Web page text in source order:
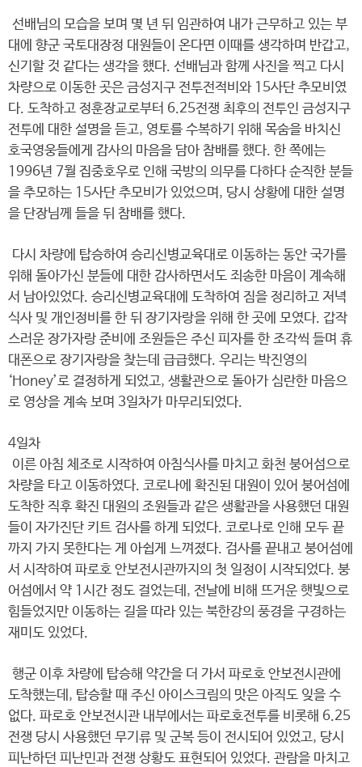
선배님의 모습을 보며 몇 년 뒤 임관하여 내가 근무하고 있는 부
대에 향군 국토대장정 대원들이 온다면 이때를 생각하며 반갑고,
신기할 것 같다는 생각을 했다. 선배님과 함께 사진을 찍고 다시
차량으로 이동한 곳은 금성지구 전투전적비와 15사단 추모비였
다. 도착하고 정훈장교로부터 6.25전쟁 최후의 전투인 금성지구
전투에 대한 설명을 듣고, 영토를 수복하기 위해 목숨을 바치신
호국영웅들에게 감사의 마음을 담아 참배를 했다. 한 쪽에는
1996년 7월 집중호우로 인해 국방의 의무를 다하다 순직한 분들
을 추모하는 15사단 추모비가 있었으며, 당시 상황에 대한 설명
을 단장님께 들을 뒤 참배를 했다.
다시 차량에 탑승하여 승리신병교육대로 이동하는 동안 국가를
위해 돌아가신 분들에 대한 감사하면서도 죄송한 마음이 계속해
서 남아있었다. 승리신병교육대에 도착하여 짐을 정리하고 저녁
식사 및 개인정비를 한 뒤 장기자랑을 위해 한 곳에 모였다. 갑작
스러운 장가자랑 준비에 조원들은 주신 피자를 한 조각씩 들며 휴
대폰으로 장기자랑을 찾는데 급급했다. 우리는 박진영의
‘Honey’로 결정하게 되었고, 생활관으로 돌아가 심란한 마음으
로 영상을 계속 보며 3일차가 마무리되었다.
4일차
이른 아침 체조로 시작하여 아침식사를 마치고 화천 붕어섬으로
차량을 타고 이동하였다. 코로나에 확진된 대원이 있어 붕어섬에
도착한 직후 확진 대원의 조원들과 같은 생활관을 사용했던 대원
들이 자가진단 키트 검사를 하게 되었다. 코로나로 인해 모두 끝
까지 가지 못한다는 게 아쉽게 느껴졌다. 검사를 끝내고 붕어섬에
서 시작하여 파로호 안보전시관까지의 첫 일정이 시작되었다. 붕
어섬에서 약 1시간 정도 걸었는데, 전날에 비해 뜨거운 햇빛으로
힘들었지만 이동하는 길을 따라 있는 북한강의 풍경을 구경하는
재미도 있었다.
행군 이후 차량에 탑승해 약간을 더 가서 파로호 안보전시관에
도착했는데, 탑승할 때 주신 아이스크림의 맛은 아직도 잊을 수
없다. 파로호 안보전시관 내부에서는 파로호전투를 비롯해 6.25
전쟁 당시 사용했던 무기류 및 군복 등이 전시되어 있었고, 당시
피난하던 피난민과 전쟁 상황도 표현되어 있었다. 관람을 마치고